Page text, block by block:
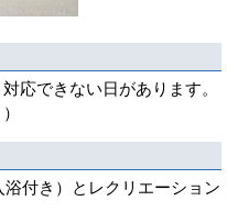
応できない日があります。
付き）とレクリエーション